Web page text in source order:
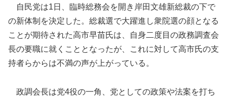
自民党は1日、臨時総務会を開き岸田文雄新総裁の下で
の新体制を決定した。総裁選で大躍進し衆院選の顔となる
ことが期待された高市早苗氏は、自身二度目の政務調査会
長の要職に就くこととなったが、これに対して高市氏の支
持者らからは不満の声が上がっている。
政調会長は党4役の一角、党としての政策や法案を打ち